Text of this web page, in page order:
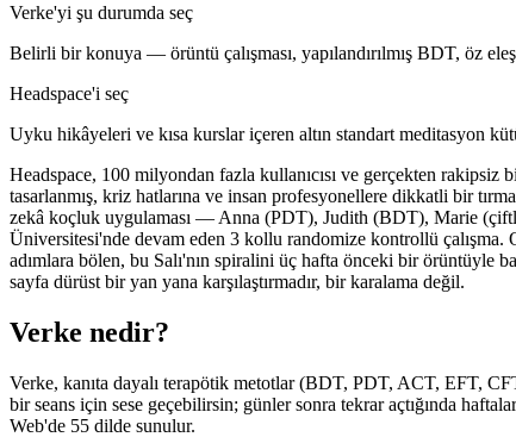
Verke'yi şu durumda seç
Belirli bir konuya — örüntü çalışması, yapılandırılmış BDT, öz
Headspace'i seç
Uyku hikâyeleri ve kısa kurslar içeren altın standart meditasyon
Headspace, 100 milyondan fazla kullanıcısı ve gerçekten
tasarlanmış, kriz hatlarına ve insan profesyonellere dikkatli bir
zekâ koçluk uygulaması — Anna (PDT), Judith (BDT), Marie
Üniversitesi'nde devam eden 3 kollu randomize kontrollü çalışma.
adımlara bölen, bu Salı'nın spiralini üç hafta önceki bir örüntüyle
sayfa dürüst bir yan yana karşılaştırmadır, bir karalama değil.
Verke nedir?
Verke, kanıta dayalı terapötik metotlar (BDT, PDT, ACT, EFT,
bir seans için sese geçebilirsin; günler sonra tekrar açtığında
Web'de 55 dilde sunulur.